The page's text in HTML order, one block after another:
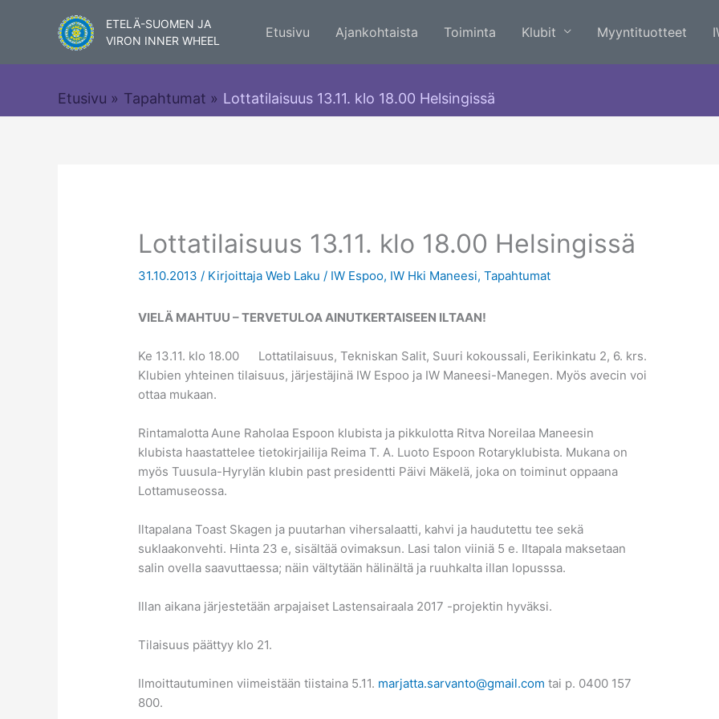
ETELÄ-SUOMEN JA
VIRON INNER WHEEL
Etusivu Ajankohtaista Toiminta Klubit Myyntituotteet
Etusivu Tapahtumat Lottatilaisuus 13.11. klo 18.00 Helsingissä
Lottatilaisuus 13.11. klo 18.00 Helsingissä
31.10.2013/ KirjoittajaWeb Laku/ IW Espoo, IW Hki Maneesi,Tapahtumat
VIELÄ MAHTUU – TERVETULOA AINUTKERTAISEEN ILTAAN!
Ke 13.11. klo 18.00 Lottatilaisuus, Tekniskan Salit, Suuri kokoussali, Eerikinkatu 2, 6. krs.
Klubien yhteinen tilaisuus, järjestäjinä IW Espoo ja IW Maneesi-Manegen. Myös avecin voi
ottaa mukaan.
RintamalottaAune Raholaa Espoon klubista ja pikkulotta Ritva Noreilaa Maneesin
klubista haastattelee tietokirjailija Reima T. A. Luoto Espoon Rotaryklubista. Mukana on
myös Tuusula-Hyrylän klubin past presidentti Päivi Mäkelä, joka on toiminut oppaana
Lottamuseossa.
Iltapalana Toast Skagen ja puutarhan vihersalaatti, kahvi ja haudutettu tee sekä
suklaakonvehti. Hinta 23 e, sisältää ovimaksun. Lasi talon viiniä 5 e. Iltapala maksetaan
salin ovella saavuttaessa; näin vältytään hälinältä ja ruuhkalta illan lopusssa.
Illan aikana järjestetään arpajaiset Lastensairaala 2017 -projektin hyväksi.
Tilaisuus päättyy klo 21.
Ilmoittautuminen viimeistään tiistaina 5.11. marjatta.sarvanto@gmail.com tai p. 0400 157
800.